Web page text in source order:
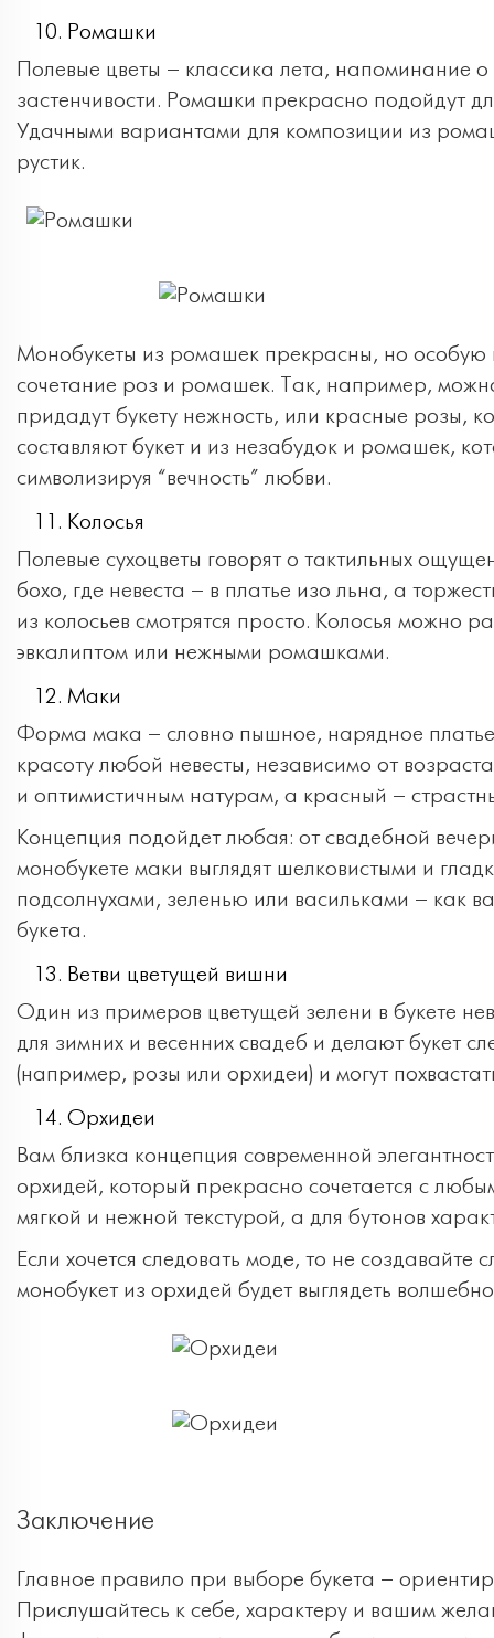
Ромашки
Полевые цветы – классика лета, напоминание
застенчивости. Ромашки прекрасно подойдут
Удачными вариантами для композиции из
рустик.
Монобукеты из ромашек прекрасны, но особую
сочетание роз и ромашек. Так, например,
придадут букету нежность, или красные розы,
составляют букет и из незабудок и ромашек,
символизируя “вечность” любви.
Колосья
Полевые сухоцветы говорят о тактильных
бохо, где невеста – в платье изо льна, а
из колосьев смотрятся просто. Колосья можно
эвкалиптом или нежными ромашками.
Маки
Форма мака – словно пышное, нарядное
красоту любой невесты, независимо от
и оптимистичным натурам, а красный –
Концепция подойдет любая: от свадебной
монобукете маки выглядят шелковистыми и
подсолнухами, зеленью или васильками – как
букета.
Ветви цветущей вишни
Один из примеров цветущей зелени в букете
для зимних и весенних свадеб и делают букет
(например, розы или орхидеи) и могут
Орхидеи
Вам близка концепция современной
орхидей, который прекрасно сочетается с
мягкой и нежной текстурой, а для бутонов
Если хочется следовать моде, то не
монобукет из орхидей будет выглядеть
Заключение
Главное правило при выборе букета –
Прислушайтесь к себе, характеру и вашим